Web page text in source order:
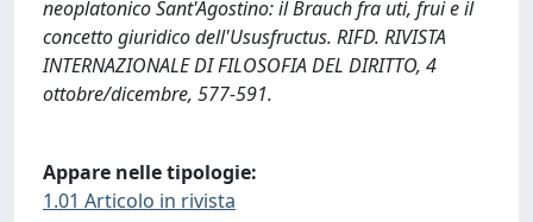
neoplatonico Sant'Agostino: il Brauch fra uti, frui e il
concetto giuridico dell'Ususfructus. RIFD. RIVISTA
INTERNAZIONALE DI FILOSOFIA DEL DIRITTO, 4
ottobre/dicembre, 577-591.
Appare nelle tipologie:
1.01 Articolo in rivista